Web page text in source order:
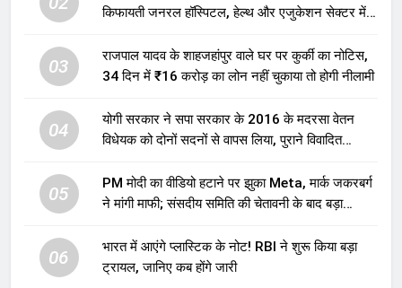
किफायती जनरल हॉस्पिटल, हेल्थ और एजुकेशन सेक्टर में
03
राजपाल यादव के शाहजहांपुर वाले घर पर कुर्की का नोटिस,
34 दिन में ₹16 करोड़ का लोन नहीं चुकाया तो होगी नीलामी
04
योगी सरकार ने सपा सरकार के 2016 के मदरसा वेतन
विधेयक को दोनों सदनों से वापस लिया, पुराने विवादित
05
PM मोदी का वीडियो हटाने पर झुका Meta, मार्क जकरबर्ग
ने मांगी माफी; संसदीय समिति की चेतावनी के बाद बड़ा
06
भारत में आएंगे प्लास्टिक के नोट! RBI ने शुरू किया बड़ा
ट्रायल, जानिए कब होंगे जारी